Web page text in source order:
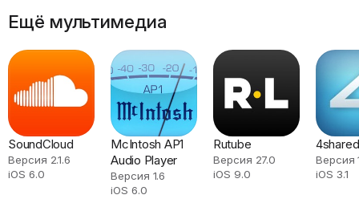
Ещё мультимедиа
SoundCloud
Версия 2.1.6
iOS 6.0
McIntosh AP1
Audio Player
Версия 1.6
iOS 6.0
Rutube
Версия 27.0
iOS 9.0
Версия
iOS 3.1